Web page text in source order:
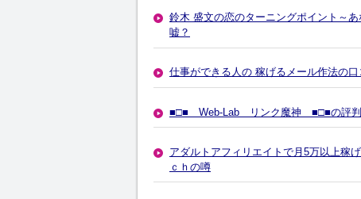
鈴木 盛文の恋のターニングポイント～
嘘？
仕事ができる人の 稼げるメール作法の
■□■ Web-Lab リンク魔神 ■□■の評判
アダルトアフィリエイトで月5万以上稼
ｃｈの噂